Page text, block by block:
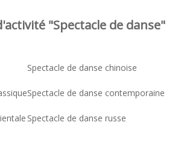
"Spectacle de danse"
Spectacle de danse chinoise
Spectacle de danse contemporaine
Spectacle de danse russe